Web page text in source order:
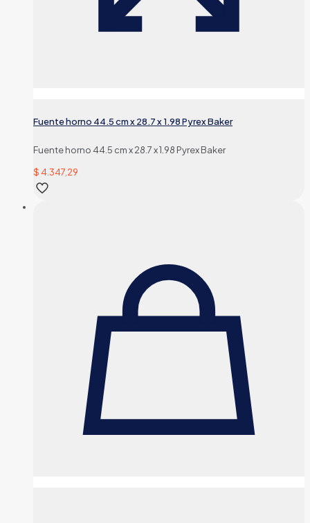
Fuente horno 44.5 cm x 28.7 x 1.98 Pyrex Baker
Fuente horno 44.5 cm x 28.7 x 1.98 Pyrex Baker
$ 4.347,29